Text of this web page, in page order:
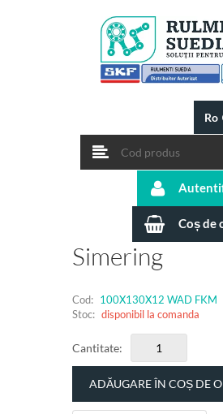
Ro
Coș de
Simering
Cod: 100X130X12 WAD FKM
Stoc: disponibil la comanda
Cantitate: